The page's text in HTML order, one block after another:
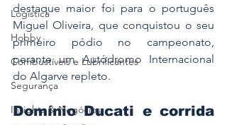
Logística
Hobby
Combustíveis e Lubrificantes
Segurança
Insights & Negócios
destaque maior foi para o português
Miguel Oliveira, que conquistou o seu
primeiro pódio no campeonato,
perante um Autódromo Internacional
do Algarve repleto.
Domínio Ducati e corrida